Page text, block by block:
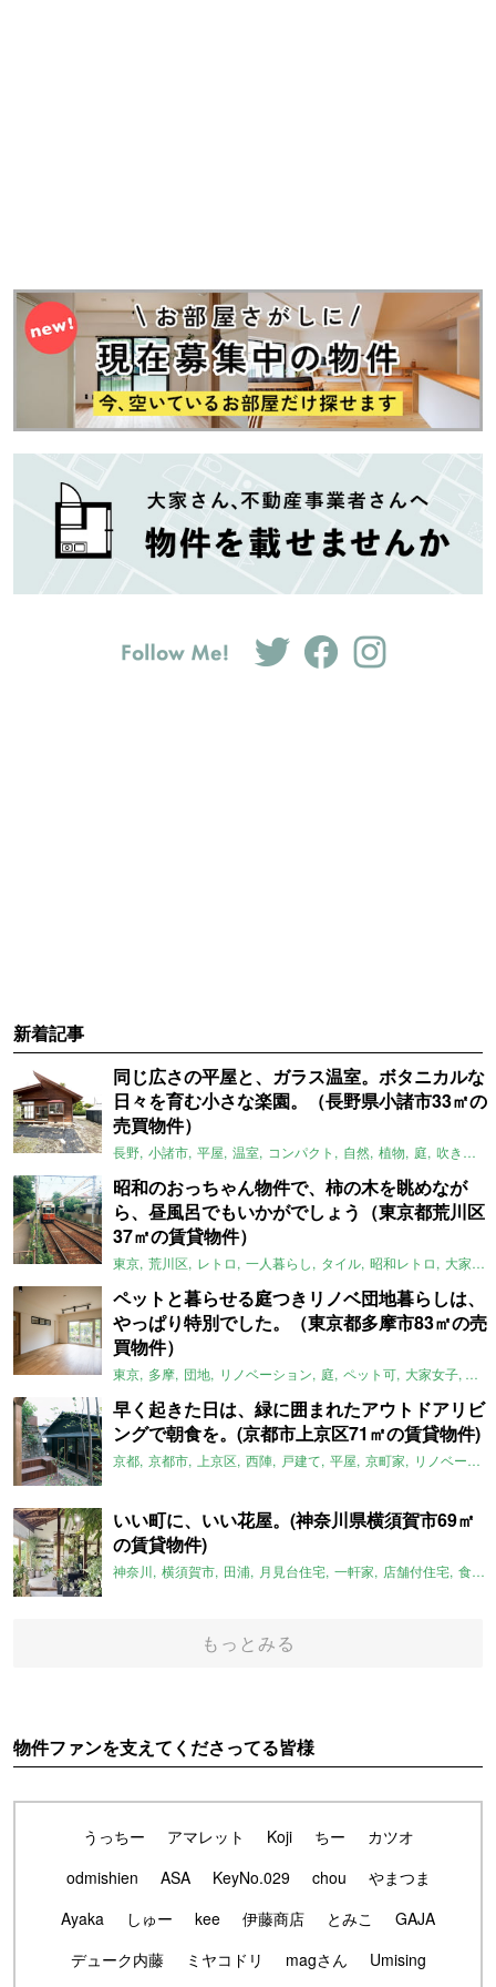
新着記事
同じ広さの平屋と、ガラス温室。ボタニカルな
日々を育む小さな楽園。（長野県小諸市33㎡の
売買物件）
長野 小諸市 平屋 温室 コンパクト 自然 植物 庭 吹き抜け
昭和のおっちゃん物件で、柿の木を眺めなが
ら、昼風呂でもいかがでしょう（東京都荒川区
37㎡の賃貸物件）
東京 荒川区 レトロ 一人暮らし タイル 昭和レトロ 大家女子
ペットと暮らせる庭つきリノベ団地暮らしは、
やっぱり特別でした。（東京都多摩市83㎡の売
買物件）
東京 多摩 団地 リノベーション 庭 ペット可 大家女子 団
早く起きた日は、緑に囲まれたアウトドアリビ
ングで朝食を。(京都市上京区71㎡の賃貸物件)
京都 京都市 上京区 西陣 戸建て 平屋 京町家 リノベーション
いい町に、いい花屋。(神奈川県横須賀市69㎡
の賃貸物件)
神奈川 横須賀市 田浦 月見台住宅 一軒家 店舗付住宅 食住近接
もっとみる
物件ファンを支えてくださってる皆様
うっちー アマレット Koji ちー
カツオ
odmishien
ASA KeyNo.029 chou
やまつま
Ayaka
しゅー kee 伊藤商店 とみこ
GAJA
デューク内藤
ミヤコドリ magさん
Umising